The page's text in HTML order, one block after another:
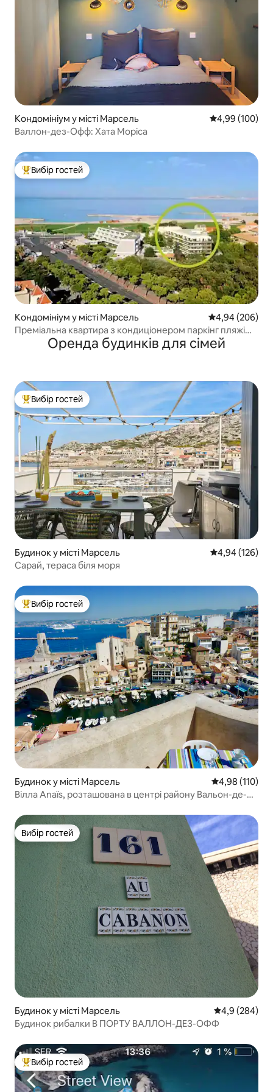
Кондомініум у місті Марсель Середня
4,99 (100)
Валлон-дез-Офф: Хата Моріса
Топ вибір гостей
Вибір гостей
Кондомініум у місті Марсель Середня
4,94 (206)
Преміальна квартира з кондиціонером паркінг пляжі
стадіон велодром
Оренда будинків для сімей
Топ вибір гостей
Вибір гостей
Будинок у місті Марсель Середня
4,94 (126)
Сарай, тераса біля моря
Топ вибір гостей
Вибір гостей
Будинок у місті Марсель Середня
4,98 (110)
Вілла Anaïs, розташована в центрі району Вальон-де-
Вибір гостей
Вибір гостей
Будинок у місті Марсель Середня
4,9 (284)
Будинок рибалки В ПОРТУ ВАЛЛОН-ДЕЗ-ОФФ
Топ вибір гостей
Вибір гостей